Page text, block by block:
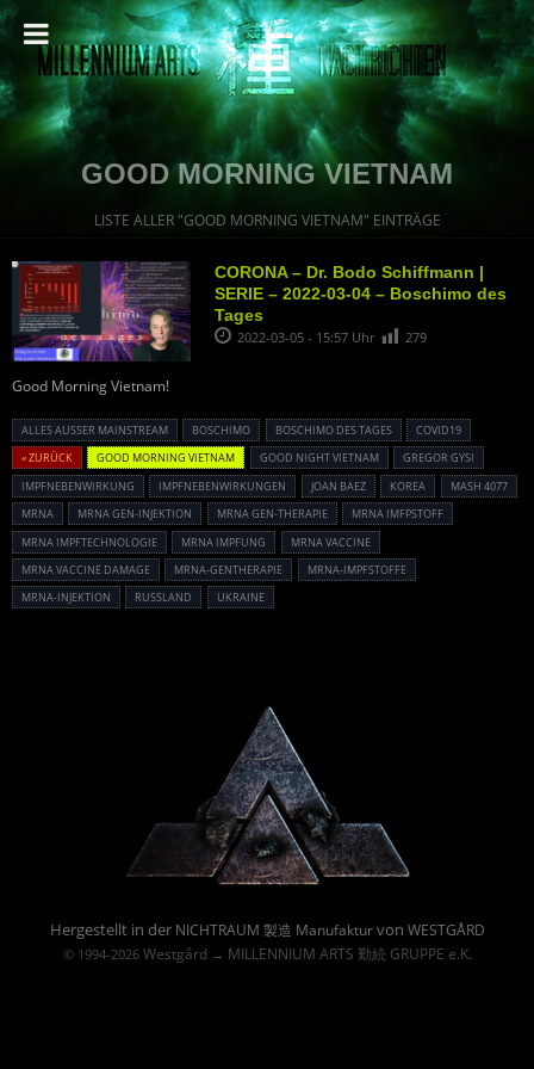
GOOD MORNING VIETNAM
LISTE ALLER "GOOD MORNING VIETNAM" EINTRÄGE
CORONA – Dr. Bodo Schiffmann |
SERIE – 2022-03-04 – Boschimo des
Tages
2022-03-05 - 15:57 Uhr 279
Good Morning Vietnam!
ALLES AUSSER MAINSTREAM BOSCHIMO BOSCHIMO DES TAGES
COVID19
« ZURÜCK
GOOD MORNING VIETNAM GOOD NIGHT VIETNAM
GREGOR GYSI
IMPFNEBENWIRKUNG
IMPFNEBENWIRKUNGEN JOAN BAEZ KOREA
MASH 4077
MRNA
MRNA GEN-INJEKTION MRNA GEN-THERAPIE
MRNA IMFPSTOFF
MRNA IMPFTECHNOLOGIE
MRNA IMPFUNG
MRNA VACCINE
MRNA VACCINE DAMAGE
MRNA-GENTHERAPIE
MRNA-IMPFSTOFFE
MRNA-INJEKTION
RUSSLAND UKRAINE
Hergestellt in der NICHTRAUM 製造 Manufakturvon WESTGÅRD
© 1994-2026 Westgård→ MILLENNIUM ARTS 勤続 GRUPPE e.K.
Powered By :